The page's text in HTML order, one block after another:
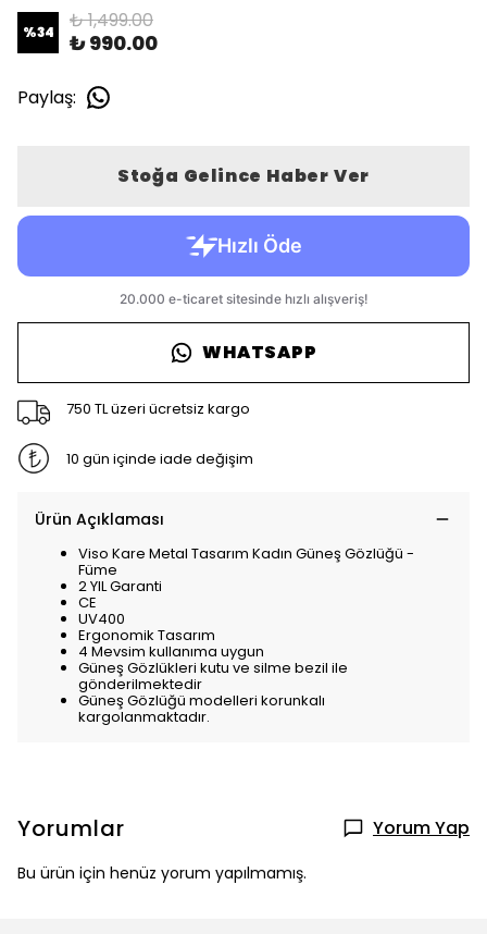
%34 ₺ 1,499.00
₺ 990.00
Paylaş:
Stoğa Gelince Haber Ver
WHATSAPP
750 TL üzeri ücretsiz kargo
10 gün içinde iade değişim
Ürün Açıklaması
Viso Kare Metal Tasarım Kadın Güneş Gözlüğü -
Füme
2 YIL Garanti
CE
UV400
Ergonomik Tasarım
4 Mevsim kullanıma uygun
Güneş Gözlükleri kutu ve silme bezil ile
gönderilmektedir
Güneş Gözlüğü modelleri korunkalı
kargolanmaktadır.
Yorumlar Yorum Yap
Bu ürün için henüz yorum yapılmamış.